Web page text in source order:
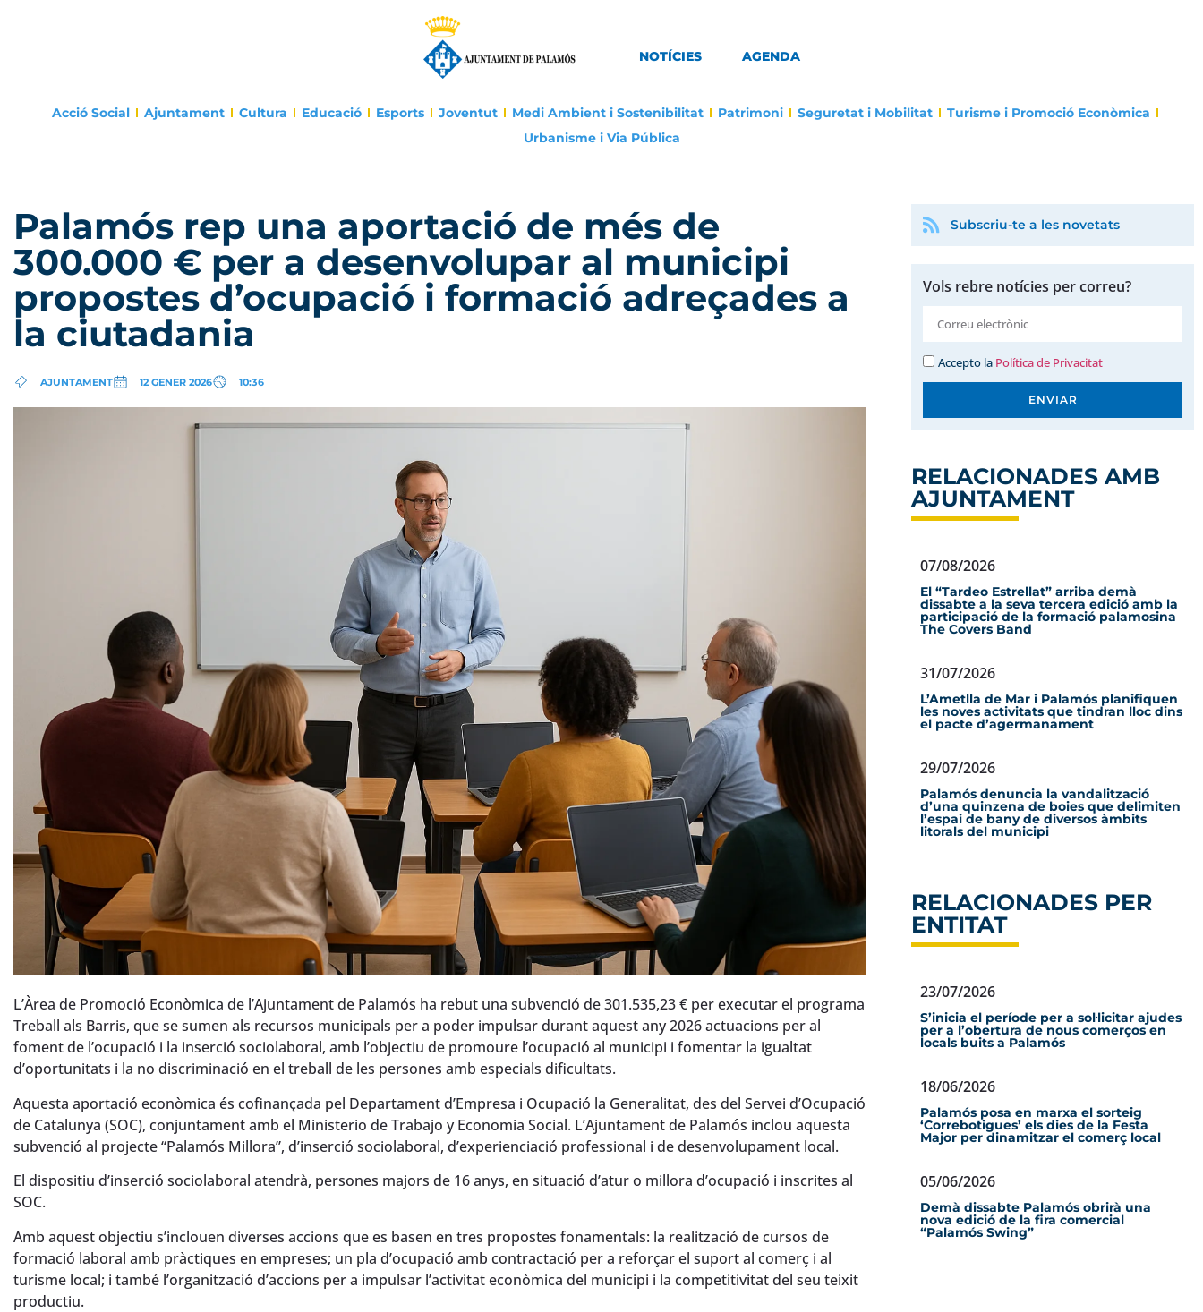
NOTÍCIES AGENDA
Acció Social Ajuntament Cultura Educació Esports Joventut Medi Ambient i Sostenibilitat Patrimoni Seguretat i Mobilitat
Turisme i Promoció Econòmica
Urbanisme i Via Pública
Palamós rep una aportació de més de
300.000 € per a desenvolupar al municipi
propostes d’ocupació i formació adreçades a
la ciutadania
AJUNTAMENT 12 GENER 2026 10:36
L’Àrea de Promoció Econòmica de l’Ajuntament de Palamós ha rebut una subvenció de 301.535,23 € per executar el programa
Treball als Barris, que se sumen als recursos municipals per a poder impulsar durant aquest any 2026 actuacions per al
foment de l’ocupació i la inserció sociolaboral, amb l’objectiu de promoure l’ocupació al municipi i fomentar la igualtat
d’oportunitats i la no discriminació en el treball de les persones amb especials dificultats.
Aquesta aportació econòmica és cofinançada pel Departament d’Empresa i Ocupació la Generalitat, des del Servei d’Ocupació
de Catalunya (SOC), conjuntament amb el Ministerio de Trabajo y Economia Social. L’Ajuntament de Palamós inclou aquesta
subvenció al projecte “Palamós Millora”, d’inserció sociolaboral, d’experienciació professional i de desenvolupament local.
El dispositiu d’inserció sociolaboral atendrà, persones majors de 16 anys, en situació d’atur o millora d’ocupació i inscrites al
SOC.
Amb aquest objectiu s’inclouen diverses accions que es basen en tres propostes fonamentals: la realització de cursos de
formació laboral amb pràctiques en empreses; un pla d’ocupació amb contractació per a reforçar el suport al comerç i al
turisme local; i també l’organització d’accions per a impulsar l’activitat econòmica del municipi i la competitivitat del seu teixit
productiu.
Subscriu-te a les novetats
Vols rebre notícies per correu?
Accepto la Política de Privacitat
ENVIAR
RELACIONADES AMB
AJUNTAMENT
07/08/2026
El “Tardeo Estrellat” arriba demà
dissabte a la seva tercera edició amb la
participació de la formació palamosina
The Covers Band
31/07/2026
L’Ametlla de Mar i Palamós planifiquen
les noves activitats que tindran lloc dins
el pacte d’agermanament
29/07/2026
Palamós denuncia la vandalització
d’una quinzena de boies que delimiten
l’espai de bany de diversos àmbits
litorals del municipi
RELACIONADES PER
ENTITAT
23/07/2026
S’inicia el període per a sol·licitar ajudes
per a l’obertura de nous comerços en
locals buits a Palamós
18/06/2026
Palamós posa en marxa el sorteig
‘Correbotigues’ els dies de la Festa
Major per dinamitzar el comerç local
05/06/2026
Demà dissabte Palamós obrirà una
nova edició de la fira comercial
“Palamós Swing”